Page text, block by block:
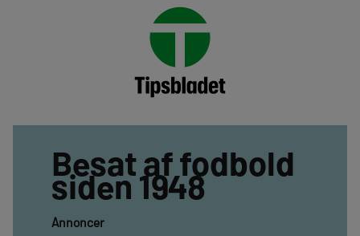
Besat af fodbold
siden 1948
Annoncer